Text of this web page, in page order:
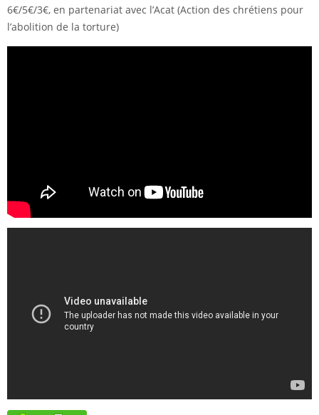
6€/5€/3€, en partenariat avec l’Acat (Action des chrétiens pour
l’abolition de la torture)